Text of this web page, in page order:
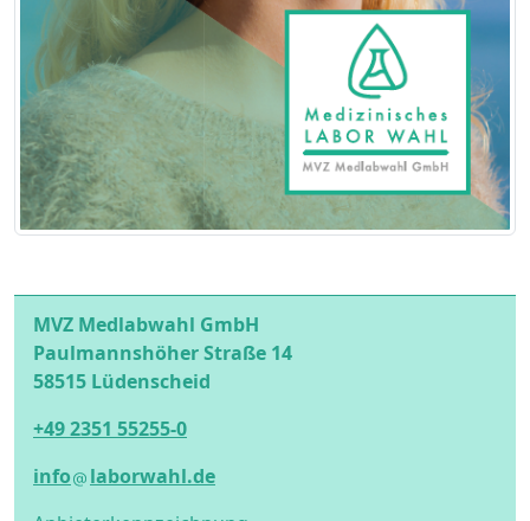
MVZ Medlabwahl GmbH
Paulmannshöher Straße 14
58515 Lüdenscheid
+49 2351 55255-0
info
laborwahl.de